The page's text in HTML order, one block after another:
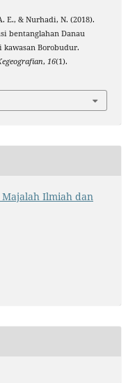
E., & Nurhadi, N. (2018).
bentanglahan Danau
Borobudur.
, 16(1).
Majalah Ilmiah dan